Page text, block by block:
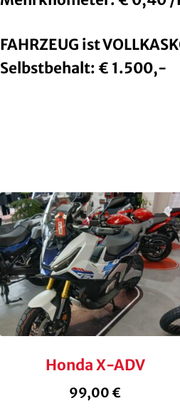
FAHRZEUG ist
Selbstbehalt: € 1.500,-
Honda X-ADV
99,00€